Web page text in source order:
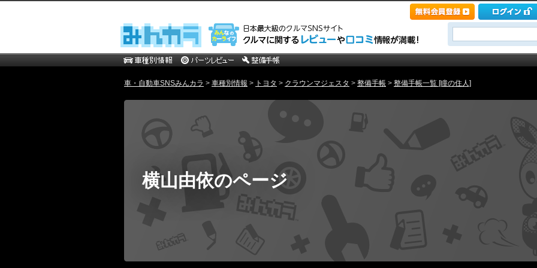
車・自動車SNSみんカラ > 車種別情報 > トヨタ > クラウンマジェスタ > 整備手帳 > 整備手帳一覧 [瞳の住人]
横山由依のページ